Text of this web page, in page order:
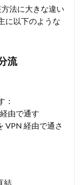
法に大きな違い
に以下のような
流
：
由で通す
VPN 経由で通さ
結